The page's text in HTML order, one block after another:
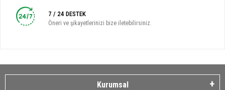
7 / 24 DESTEK
Öneri ve şikayetlerinizi bize iletebilirsiniz.
Kurumsal